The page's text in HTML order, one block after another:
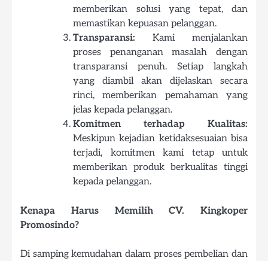
memberikan solusi yang tepat, dan
memastikan kepuasan pelanggan.
Transparansi: Kami menjalankan
proses penanganan masalah dengan
transparansi penuh. Setiap langkah
yang diambil akan dijelaskan secara
rinci, memberikan pemahaman yang
jelas kepada pelanggan.
Komitmen terhadap Kualitas:
Meskipun kejadian ketidaksesuaian bisa
terjadi, komitmen kami tetap untuk
memberikan produk berkualitas tinggi
kepada pelanggan.
Kenapa Harus Memilih CV. Kingkoper
Promosindo?
Di samping kemudahan dalam proses pembelian dan